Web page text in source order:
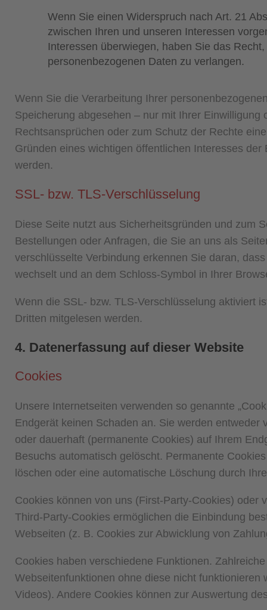
Wenn Sie einen Widerspruch nach Art. 21
zwischen Ihren und unseren Interessen
Interessen überwiegen, haben Sie das
personenbezogenen Daten zu verlangen.
Wenn Sie die Verarbeitung Ihrer
Speicherung abgesehen – nur mit Ihrer
Rechtsansprüchen oder zum Schutz der Rechte
Gründen eines wichtigen öffentlichen Interesses
werden.
SSL- bzw. TLS-Verschlüsselung
Diese Seite nutzt aus Sicherheitsgründen und zum
Bestellungen oder Anfragen, die Sie an uns als
verschlüsselte Verbindung erkennen Sie daran,
wechselt und an dem Schloss-Symbol in Ihrer
Wenn die SSL- bzw. TLS-Verschlüsselung aktiviert
Dritten mitgelesen werden.
4. Datenerfassung auf dieser Website
Cookies
Unsere Internetseiten verwenden so genannte
Endgerät keinen Schaden an. Sie werden
oder dauerhaft (permanente Cookies) auf Ihrem
Besuchs automatisch gelöscht. Permanente
löschen oder eine automatische Löschung durch
Cookies können von uns (First-Party-Cookies) oder
Third-Party-Cookies ermöglichen die Einbindung
Webseiten (z. B. Cookies zur Abwicklung von
Cookies haben verschiedene Funktionen.
Webseitenfunktionen ohne diese nicht
Videos). Andere Cookies können zur Auswertung